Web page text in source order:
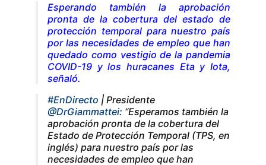
Esperando también la aprobación
pronta de la cobertura del estado de
protección temporal para nuestro país
por las necesidades de empleo que han
quedado como vestigio de la pandemia
COVID-19 y los huracanes Eta y Iota,
señaló.
#EnDirecto | Presidente
@DrGiammattei: “Esperamos también la
aprobación pronta de la cobertura del
Estado de Protección Temporal (TPS, en
inglés) para nuestro país por las
necesidades de empleo que han